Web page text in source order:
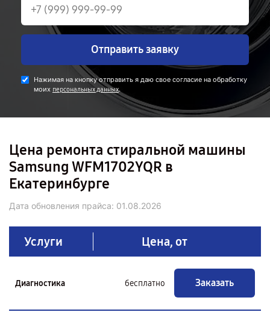
Отправить заявку
Нажимая на кнопку отправить я даю свое согласие на обработку
моих персональных данных.
Цена ремонта стиральной машины
Samsung WFM1702YQR в
Екатеринбурге
Дата обновления прайса: 01.08.2026
Услуги Цена, от
Диагностика бесплатно Заказать